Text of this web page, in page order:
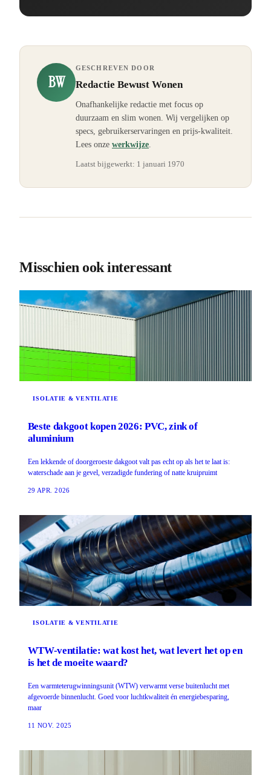
BW
GESCHREVEN DOOR
Redactie Bewust Wonen
Onafhankelijke redactie met focus op
duurzaam en slim wonen. Wij vergelijken op
specs, gebruikerservaringen en prijs-kwaliteit.
Lees onze werkwijze.
Laatst bijgewerkt: 1 januari 1970
Misschien ook interessant
ISOLATIE & VENTILATIE
Beste dakgoot kopen 2026: PVC, zink of
aluminium
Een lekkende of doorgeroeste dakgoot valt pas echt op als het te laat is:
waterschade aan je gevel, verzadigde fundering of natte kruipruimt
29 APR. 2026
ISOLATIE & VENTILATIE
WTW-ventilatie: wat kost het, wat levert het op en
is het de moeite waard?
Een warmteterugwinningsunit (WTW) verwarmt verse buitenlucht met
afgevoerde binnenlucht. Goed voor luchtkwaliteit én energiebesparing,
maar
11 NOV. 2025